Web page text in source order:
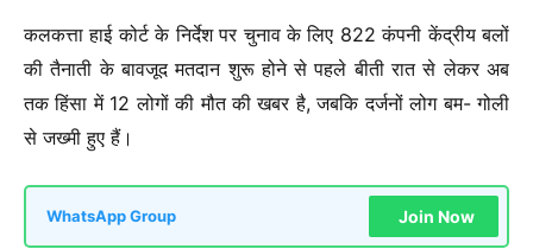
कलकत्ता हाई कोर्ट के निर्देश पर चुनाव के लिए 822 कंपनी केंद्रीय बलों
की तैनाती के बावजूद मतदान शुरू होने से पहले बीती रात से लेकर अब
तक हिंसा में 12 लोगों की मौत की खबर है, जबकि दर्जनों लोग बम- गोली
से जख्मी हुए हैं।
WhatsApp Group Join Now